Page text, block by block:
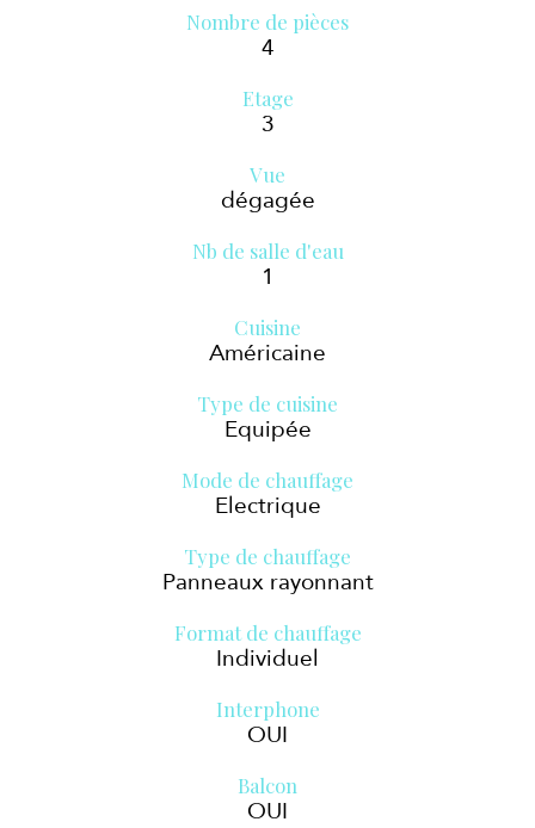
Nombre de pièces
4
Etage
3
Vue
dégagée
Nb de salle d'eau
1
Cuisine
Américaine
Type de cuisine
Equipée
Mode de chauffage
Electrique
Type de chauffage
Panneaux rayonnant
Format de chauffage
Individuel
Interphone
OUI
Balcon
OUI